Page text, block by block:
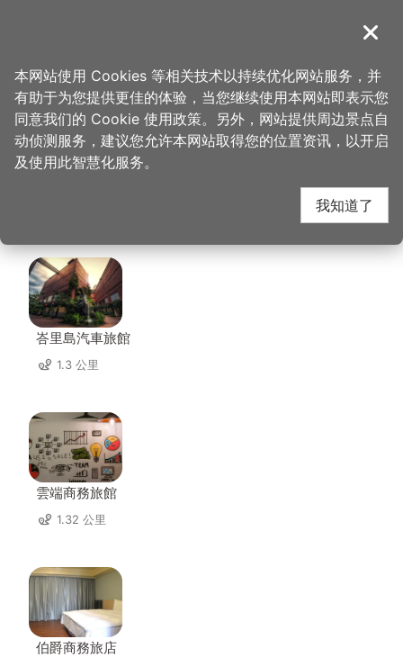
導覽
首页 > 想去的地方 > 美食、购物 > 三角店客家菜包
三角店客家菜包 周边住
宿
峇里島汽車旅館
1.3 公里
雲端商務旅館
1.32 公里
伯爵商務旅店
关闭
本网站使用 Cookies 等相关技术以持续优化网站服务，并
有助于为您提供更佳的体验，当您继续使用本网站即表示您
同意我们的 Cookie 使用政策。另外，网站提供周边景点自
动侦测服务，建议您允许本网站取得您的位置资讯，以开启
及使用此智慧化服务。
我知道了